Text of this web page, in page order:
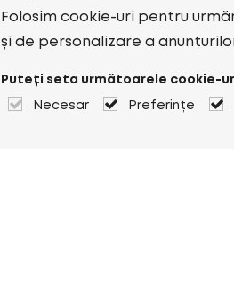
Folosim cookie-uri pentru
și de personalizare a
Puteți seta următoarele cookie-
Necesar Preferințe